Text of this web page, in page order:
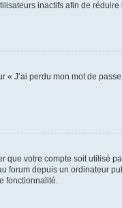
inactifs afin de réduire
« J’ai perdu mon mot de
que votre compte soit utilisé
forum depuis un ordinateur
fonctionnalité.